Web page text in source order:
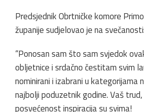
Predsjednik Obrtničke komore
županije sudjelovao je na svečanosti:
“Ponosan sam što sam svjedok
obljetnice i srdačno čestitam svim
nominirani i izabrani u kategorijama
najbolji poduzetnik godine. Vaš
posvećenost inspiracija su svima!